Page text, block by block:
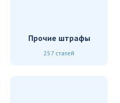
Прочие штрафы
257 статей